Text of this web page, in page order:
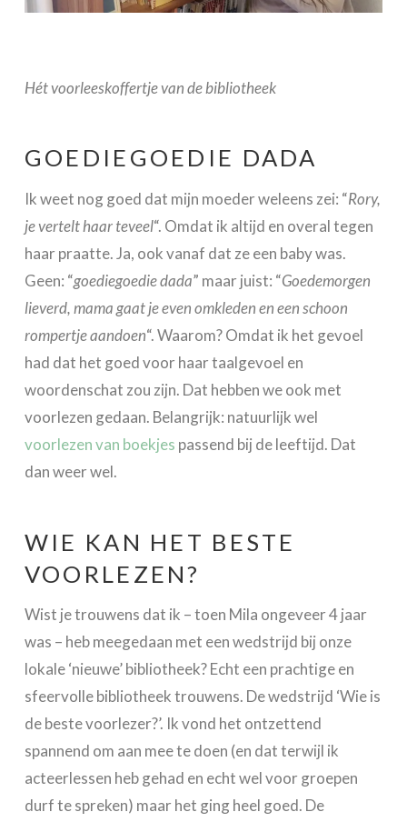
Hét voorleeskoffertje van de bibliotheek
GOEDIEGOEDIE DADA
Ik weet nog goed dat mijn moeder weleens zei: “Rory,
je vertelt haar teveel“. Omdat ik altijd en overal tegen
haar praatte. Ja, ook vanaf dat ze een baby was.
Geen: “goediegoedie dada” maar juist: “Goedemorgen
lieverd, mama gaat je even omkleden en een schoon
rompertje aandoen“. Waarom? Omdat ik het gevoel
had dat het goed voor haar taalgevoel en
woordenschat zou zijn. Dat hebben we ook met
voorlezen gedaan. Belangrijk: natuurlijk wel
voorlezen van boekjes passend bij de leeftijd. Dat
dan weer wel.
WIE KAN HET BESTE
VOORLEZEN?
Wist je trouwens dat ik – toen Mila ongeveer 4 jaar
was – heb meegedaan met een wedstrijd bij onze
lokale ‘nieuwe’ bibliotheek? Echt een prachtige en
sfeervolle bibliotheek trouwens. De wedstrijd ‘Wie is
de beste voorlezer?’. Ik vond het ontzettend
spannend om aan mee te doen (en dat terwijl ik
acteerlessen heb gehad en echt wel voor groepen
durf te spreken) maar het ging heel goed. De